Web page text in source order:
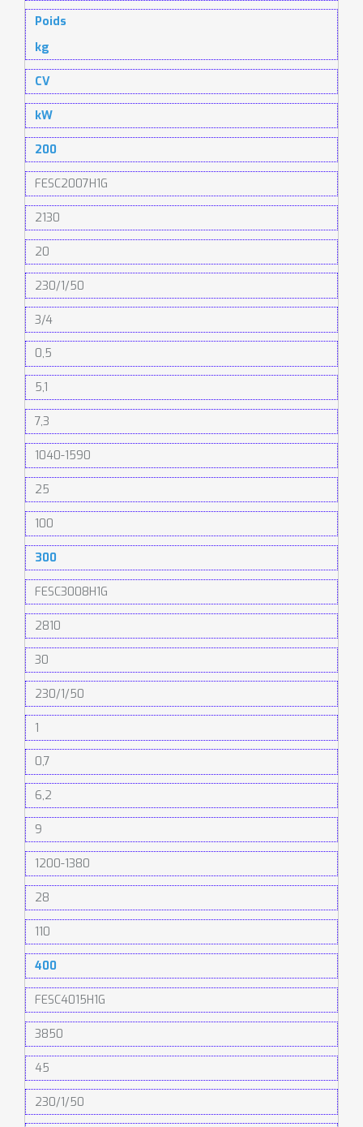
Poids
kg
CV
kW
200
FESC2007H1G
2130
20
230/1/50
3/4
0,5
5,1
7,3
1040-1590
25
100
300
FESC3008H1G
2810
30
230/1/50
1
0,7
6,2
9
1200-1380
28
110
400
FESC4015H1G
3850
45
230/1/50